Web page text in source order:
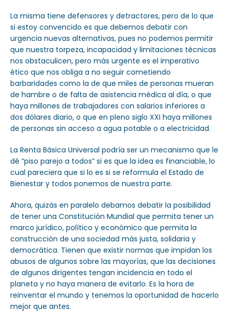
La misma tiene defensores y detractores, pero de lo que
si estoy convencido es que debemos debatir con
urgencia nuevas alternativas, pues no podemos permitir
que nuestra torpeza, incapacidad y limitaciones técnicas
nos obstaculicen, pero más urgente es el imperativo
ético que nos obliga a no seguir cometiendo
barbaridades como la de que miles de personas mueran
de hambre o de falta de asistencia médica al día, o que
haya millones de trabajadores con salarios inferiores a
dos dólares diario, o que en pleno siglo XXI haya millones
de personas sin acceso a agua potable o a electricidad.
La Renta Básica Universal podría ser un mecanismo que le
dé “piso parejo a todos” si es que la idea es financiable, lo
cual pareciera que si lo es si se reformula el Estado de
Bienestar y todos ponemos de nuestra parte.
Ahora, quizás en paralelo debamos debatir la posibilidad
de tener una Constitución Mundial que permita tener un
marco jurídico, político y económico que permita la
construcción de una sociedad más justa, solidaria y
democrática. Tienen que existir normas que impidan los
abusos de algunos sobre las mayorías, que las decisiones
de algunos dirigentes tengan incidencia en todo el
planeta y no haya manera de evitarlo. Es la hora de
reinventar el mundo y tenemos la oportunidad de hacerlo
mejor que antes.